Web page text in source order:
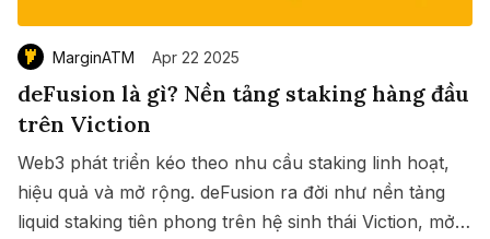
MarginATM Apr 22 2025
deFusion là gì? Nền tảng staking hàng đầu
trên Viction
Web3 phát triển kéo theo nhu cầu staking linh hoạt,
hiệu quả và mở rộng. deFusion ra đời như nền tảng
liquid staking tiên phong trên hệ sinh thái Viction, mở
SaveCopy link